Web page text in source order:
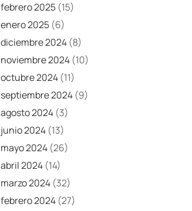
febrero 2025 (15)
enero 2025 (6)
diciembre 2024 (8)
noviembre 2024 (10)
octubre 2024 (11)
septiembre 2024 (9)
agosto 2024 (3)
junio 2024 (13)
mayo 2024 (26)
abril 2024 (14)
marzo 2024 (32)
febrero 2024 (27)